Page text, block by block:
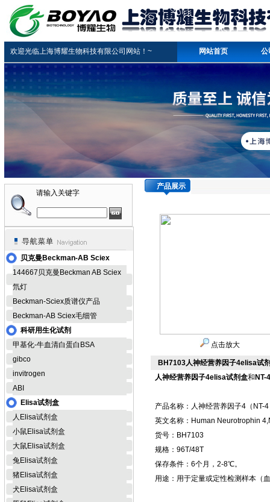
欢迎光临上海博耀生物科技有限公司网站！~ 网站首页 公
请输入关键字
贝克曼Beckman-AB Sciex
144667贝克曼Beckman AB Sciex
氘灯
Beckman-Sciex质谱仪产品
Beckman-AB Sciex毛细管
科研用生化试剂
甲基化-牛血清白蛋白BSA
gibco
invitrogen
ABI
Elisa试剂盒
人Elisa试剂盒
小鼠Elisa试剂盒
大鼠Elisa试剂盒
兔Elisa试剂盒
猪Elisa试剂盒
犬Elisa试剂盒
产品展示
点击放大
BH7103人神经营养因子4elisa试
人神经营养因子4elisa试剂盒和 NT-
产品名称：人神经营养因子4（NT-
英文名称：Human Neurotrophin
货号：BH7103
规格：96T/48T
保存条件：6个月，2-8℃。
用途：用于定量或定性检测样本（